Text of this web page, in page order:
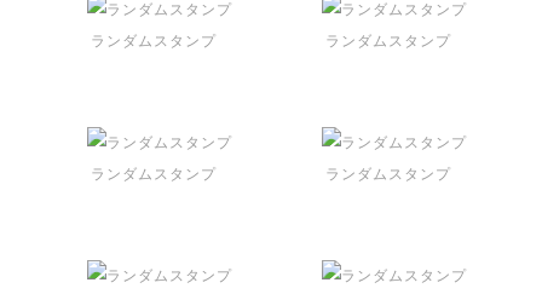
ランダムスタンプ ランダムスタンプ
ランダムスタンプ ランダムスタンプ